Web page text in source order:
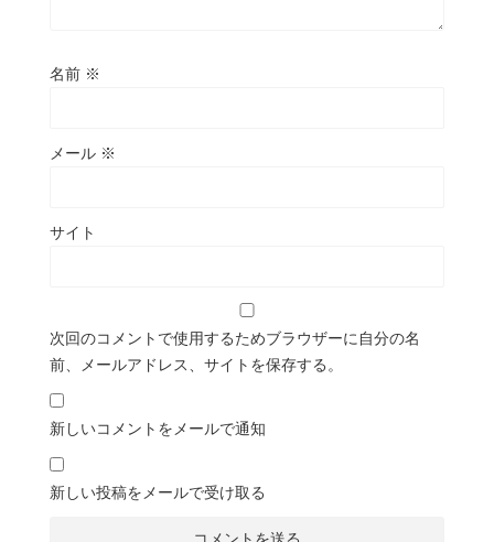
名前 ※
メール ※
サイト
次回のコメントで使用するためブラウザーに自分の名
前、メールアドレス、サイトを保存する。
新しいコメントをメールで通知
新しい投稿をメールで受け取る